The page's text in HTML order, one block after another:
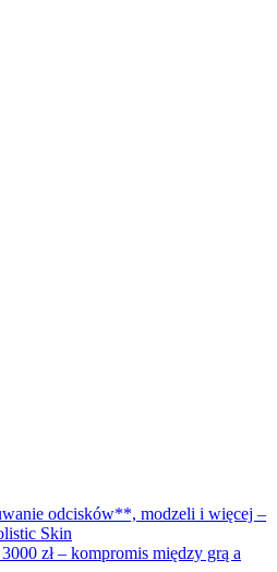
odcisków**, modzeli i więcej –
Skin
zł – kompromis między grą a